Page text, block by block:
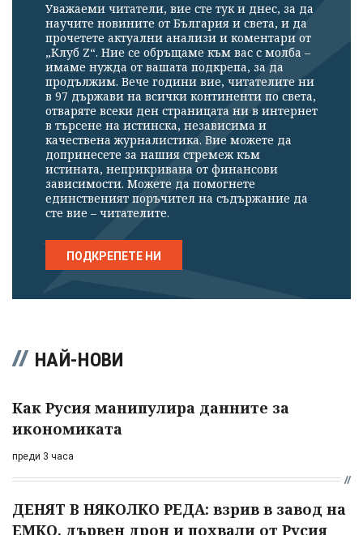
Уважаеми читатели, вие сте тук и днес, за да
научите новините от България и света, и да
прочетете актуални анализи и коментари от
„Клуб Z“. Ние се обръщаме към вас с молба –
имаме нужда от вашата подкрепа, за да
продължим. Вече години вие, читателите ни
в 97 държави на всички континенти по света,
отваряте всеки ден страницата ни в интернет
в търсене на истинска, независима и
качествена журналистика. Вие можете да
допринесете за нашия стремеж към
истината, неприкривана от финансови
зависимости. Можете да помогнете
единственият поръчител на съдържание да
сте вие – читателите.
ПОДКРЕПЕТЕ НИ
НАЙ-НОВИ
Как Русия манипулира данните за
икономиката
преди 3 часа
ДЕНЯТ В НЯКОЛКО РЕДА: взрив в завод на
ЕМКО, дървен дрон и похвали от Русия